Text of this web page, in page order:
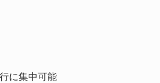
に集中可能